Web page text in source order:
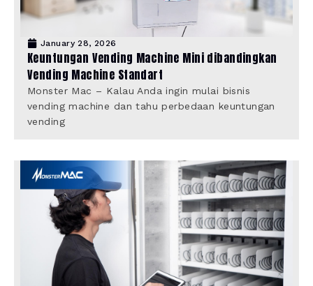
January 28, 2026
Keuntungan Vending Machine Mini dibandingkan
Vending Machine Standart
Monster Mac – Kalau Anda ingin mulai bisnis
vending machine dan tahu perbedaan keuntungan
vending